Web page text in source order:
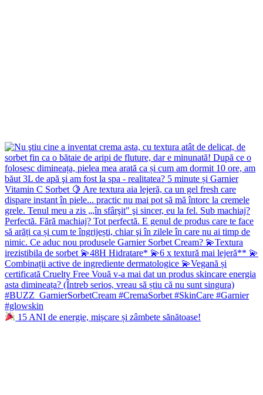
15 ANI de energie, mișcare și zâmbete sănătoase!